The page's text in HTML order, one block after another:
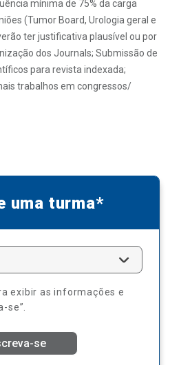
mínima de 75% da carga
(Tumor Board, Urologia geral e
ter justificativa plausível ou por
dos Journals; Submissão de
para revista indexada;
trabalhos em congressos/
uma turma*
exibir as informações e
se”.
se